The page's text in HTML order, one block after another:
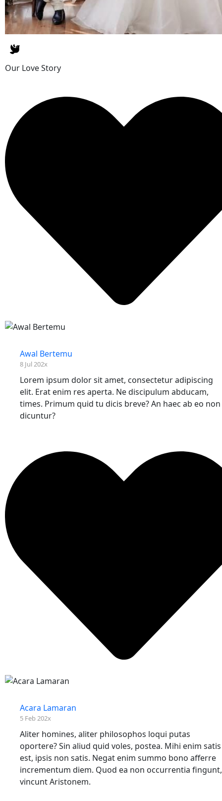
Our Love Story
Awal Bertemu
8 Jul 202x
Lorem ipsum dolor sit amet, consectetur adipiscing
elit. Erat enim res aperta. Ne discipulum abducam,
times. Primum quid tu dicis breve? An haec ab eo non
dicuntur?
Acara Lamaran
5 Feb 202x
Aliter homines, aliter philosophos loqui putas
oportere? Sin aliud quid voles, postea. Mihi enim satis
est, ipsis non satis. Negat enim summo bono afferre
incrementum diem. Quod ea non occurrentia fingunt,
vincunt Aristonem.